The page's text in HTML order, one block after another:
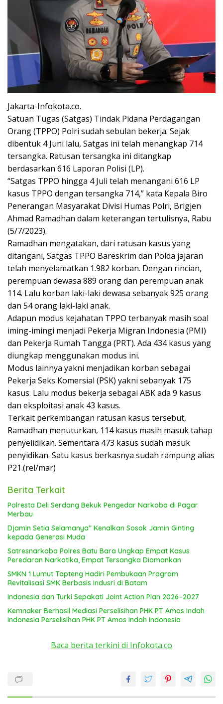
Jakarta-Infokota.co.
Satuan Tugas (Satgas) Tindak Pidana Perdagangan
Orang (TPPO) Polri sudah sebulan bekerja. Sejak
dibentuk 4 Juni lalu, Satgas ini telah menangkap 714
tersangka. Ratusan tersangka ini ditangkap
berdasarkan 616 Laporan Polisi (LP).
“Satgas TPPO hingga 4 Juli telah menangani 616 LP
kasus TPPO dengan tersangka 714,” kata Kepala Biro
Penerangan Masyarakat Divisi Humas Polri, Brigjen
Ahmad Ramadhan dalam keterangan tertulisnya, Rabu
(5/7/2023).
Ramadhan mengatakan, dari ratusan kasus yang
ditangani, Satgas TPPO Bareskrim dan Polda jajaran
telah menyelamatkan 1.982 korban. Dengan rincian,
perempuan dewasa 889 orang dan perempuan anak
114. Lalu korban laki-laki dewasa sebanyak 925 orang
dan 54 orang laki-laki anak.
Adapun modus kejahatan TPPO terbanyak masih soal
iming-imingi menjadi Pekerja Migran Indonesia (PMI)
dan Pekerja Rumah Tangga (PRT). Ada 434 kasus yang
diungkap menggunakan modus ini.
Modus lainnya yakni menjadikan korban sebagai
Pekerja Seks Komersial (PSK) yakni sebanyak 175
kasus. Lalu modus bekerja sebagai ABK ada 9 kasus
dan eksploitasi anak 43 kasus.
Terkait perkembangan ratusan kasus tersebut,
Ramadhan menuturkan, 114 kasus masih masuk tahap
penyelidikan. Sementara 473 kasus sudah masuk
penyidikan. Satu kasus berkasnya sudah rampung alias
P21.(rel/mar)
Berita Terkait
Polresta Deli Serdang Bekuk Pengedar Narkoba di Pagar
Merbau
Djamin Setia Selamanya” Kenalkan Sosok Jamin Ginting
kepada Generasi Muda
Satresnarkoba Polres Batu Bara Ungkap Empat Kasus
Peredaran Narkotika, Empat Tersangka Diamankan
SMKN 1 Lumut Tapteng Hadiri Pembukaan Program
Revitalisasi SMK Berbasis Indusri di Batam
Indonesia dan Turki Sepakati Joint Action Plan 2026–2027
Kemnaker Berhasil Mediasi Perselisihan PHK PT Amos Indah
Indonesia Perselisihan PHK PT Amos Indah Indonesia
Baca berita terkini di Infokota.co